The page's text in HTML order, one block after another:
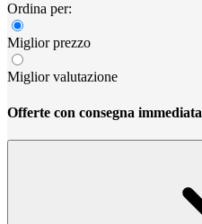
Ordina per:
Miglior prezzo
Miglior valutazione
Offerte con consegna immediata